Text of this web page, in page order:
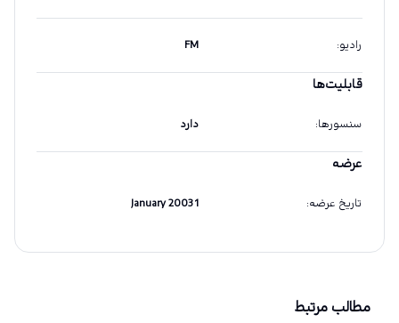
رادیو:
FM
قابلیت‌ها
سنسورها: دارد
عرضه
تاریخ عرضه:
1 January 2003
مطالب مرتبط